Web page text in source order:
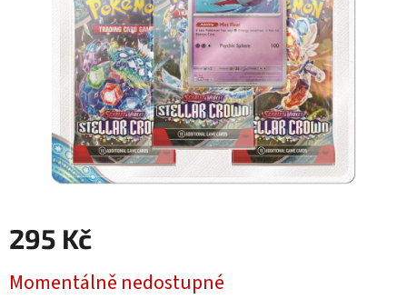
295 Kč
cena:
Momentálně nedostupné